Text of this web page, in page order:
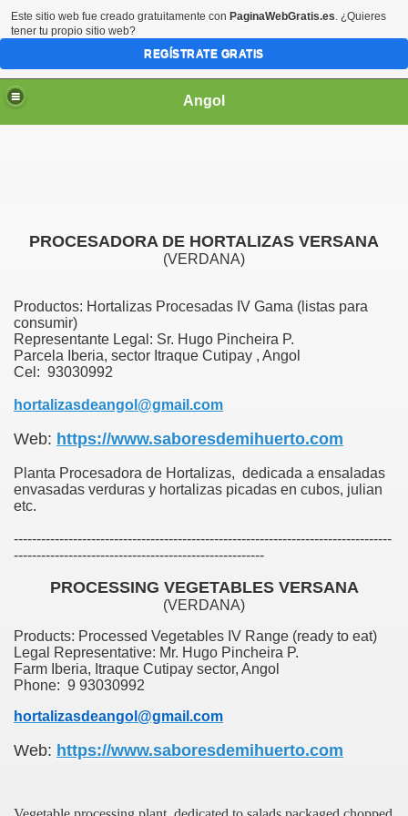
Angol
PROCESADORA DE HORTALIZAS VERSANA
(VERDANA)
Productos: Hortalizas Procesadas IV Gama (listas para
consumir)
Representante Legal: Sr. Hugo Pincheira P.
Parcela Iberia, sector Itraque Cutipay , Angol
Cel: 93030992
hortalizasdeangol@gmail.com
Web: https://www.saboresdemihuerto.com
Planta Procesadora de Hortalizas, dedicada a ensaladas
envasadas verduras y hortalizas picadas en cubos, julian
etc.
-----------------------------------------------------------------------------------
-------------------------------------------------------
PROCESSING VEGETABLES VERSANA
(VERDANA)
Products: Processed Vegetables IV Range (ready to eat)
Legal Representative: Mr. Hugo Pincheira P.
Farm Iberia, Itraque Cutipay sector, Angol
Phone: 9 93030992
hortalizasdeangol@gmail.com
Web: https://www.saboresdemihuerto.com
A LA CIUDAD DE ANGOL
Este sitio web fue creado gratuitamente con PaginaWebGratis.es. ¿Quieres
tener tu propio sitio web?
REGÍSTRATE GRATIS